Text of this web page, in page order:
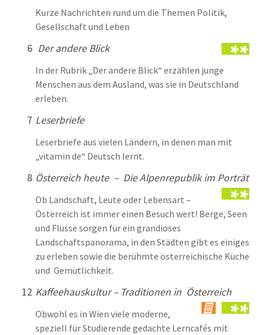
Kurze Nachrichten rund um die Themen Politik,
Gesellschaft und Leben
6 Der andere Blick
In der Rubrik „Der andere Blick“ erzählen junge
Menschen aus dem Ausland, was sie in Deutschland
erleben.
7 Leserbriefe
Leserbriefe aus vielen Ländern, in denen man mit
„vitamin de“ Deutsch lernt.
8 Österreich heute – Die Alpenrepublik im Porträt
Ob Landschaft, Leute oder Lebensart –
Österreich ist immer einen Besuch wert! Berge, Seen
und Flüsse sorgen für ein grandioses
Landschaftspanorama, in den Städten gibt es einiges
zu erleben sowie die berühmte österreichische Küche
und Gemütlichkeit.
12 Kaffeehauskultur – Traditionen in Österreich
Obwohl es in Wien viele moderne,
speziell für Studierende gedachte Lerncafés mit